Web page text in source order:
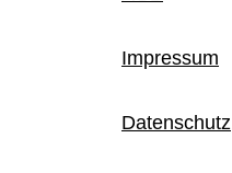
Impressum
Datenschutz